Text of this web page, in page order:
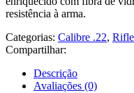
resistência à arma.
Categorias: Calibre .22,
Compartilhar:
Descrição
Avaliações (0)